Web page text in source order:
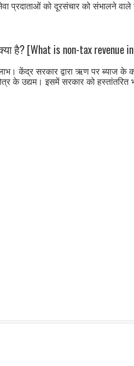
प्रदाताओं को दूरसंचार को संभालने
है? [What is non-tax revenue
केंद्र सरकार द्वारा ऋण पर ब्याज
के उद्यम। इसमें सरकार को हस्तांतरित